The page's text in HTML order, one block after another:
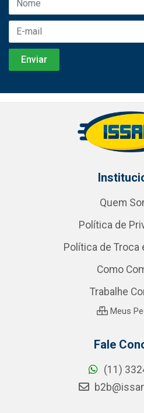
Quem
Política de
Política de Troca
Como
Trabalhe
Meus
Fale
(11)